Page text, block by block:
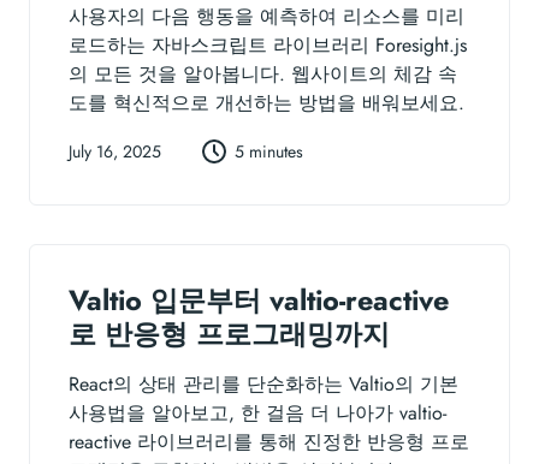
사용자의 다음 행동을 예측하여 리소스를 미리
로드하는 자바스크립트 라이브러리 Foresight.js
의 모든 것을 알아봅니다. 웹사이트의 체감 속
도를 혁신적으로 개선하는 방법을 배워보세요.
July 16, 2025 5 minutes
Valtio 입문부터 valtio-reactive
로 반응형 프로그래밍까지
React의 상태 관리를 단순화하는 Valtio의 기본
사용법을 알아보고, 한 걸음 더 나아가 valtio-
reactive 라이브러리를 통해 진정한 반응형 프로